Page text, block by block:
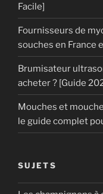
Facile]
Fournisseurs de
souches en France
Brumisateur
acheter ? [Guide
Mouches et
le guide complet
SUJETS